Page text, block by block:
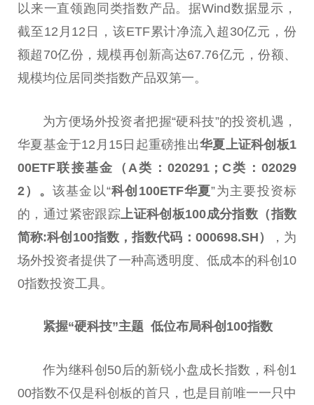
以来一直领跑同类指数产品。据Wind数据显示，
截至12月12日，该ETF累计净流入超30亿元，份
额超70亿份，规模再创新高达67.76亿元，份额、
规模均位居同类指数产品双第一。
为方便场外投资者把握“硬科技”的投资机遇，
华夏基金于12月15日起重磅推出华夏上证科创板1
00ETF联接基金
（A类：020291；C类：02029
2）。 该基金 以“科创100ETF华夏”为主要投资标
的，通过紧密跟踪 上证科创板100成分指数 （指数
简称:科创100指数，指数代码：000698.SH）
，为
场外投资者提供了一种高透明度、低成本的科创10
0指数投资工具。
紧握“硬科技”主题 低位布局科创100指数
作为继科创50后的新锐小盘成长指数，科创1
00指数不仅是科创板的首只，也是目前唯一一只中